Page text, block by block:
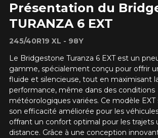
Présentation du
TURANZA 6 EXT
245/40R19 XL - 98Y
Le Bridgestone Turanza 6 EXT est un
gamme, spécialement conçu pour offrir
fluide et silencieuse, tout en maximisant
performance, même dans des conditions
météorologiques variées. Ce modèle
son efficacité améliorée pour les
offrant un confort optimal pour les trajets
distance. Grâce à une conception
Courriel
Année
Marque